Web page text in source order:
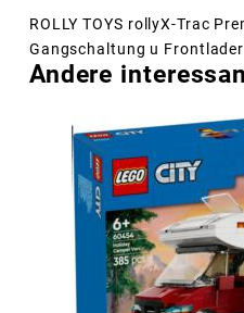
ROLLY TOYS rollyX-Trac
Gangschaltung u
Andere